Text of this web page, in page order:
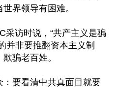
界领导有困难。
采访时说，“共产主义是骗
并非要推翻资本主义制
骗老百姓。
要看清中共真面目就要